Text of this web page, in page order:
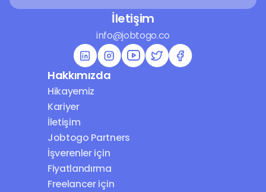
İletişim
info@jobtogo.co
Hakkımızda
Hikayemiz
Kariyer
İletişim
Jobtogo Partners
İşverenler için
Fiyatlandırma
Freelancer için